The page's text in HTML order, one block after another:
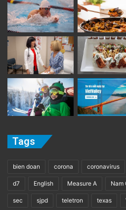
Tags
bien doan corona coronavirus
d7 English Measure A Nam
sec sjpd teletron texas